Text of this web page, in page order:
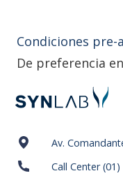
Condiciones pre-
De preferencia
Av.
Call Center